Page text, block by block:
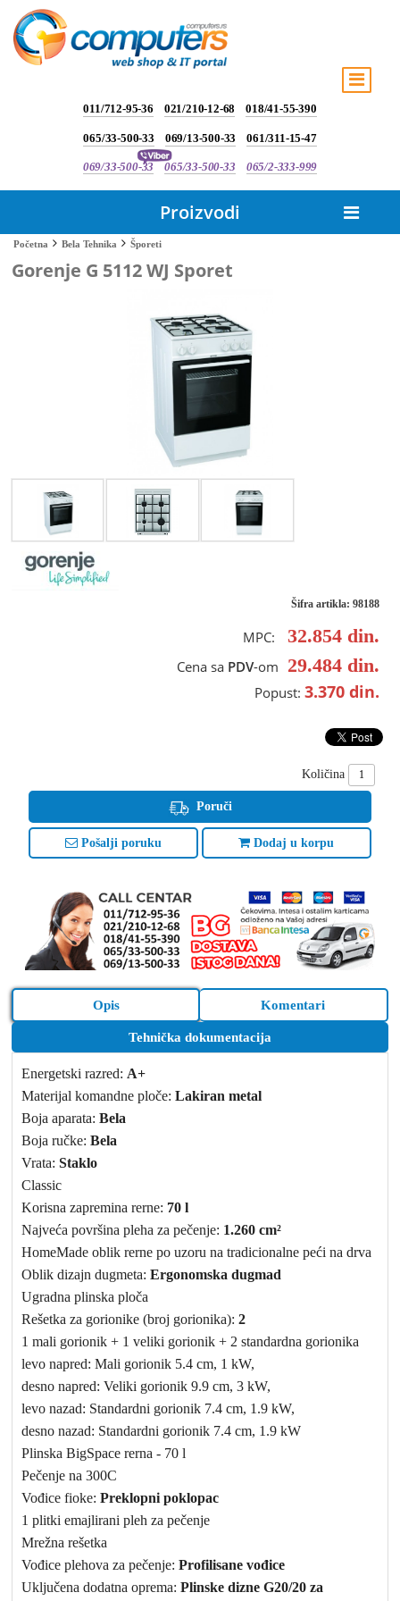
011/712-95-36 021/210-12-68 018/41-55-390
065/33-500-33 069/13-500-33 061/311-15-47
069/33-500-33 065/33-500-33 065/2-333-999
Proizvodi
Početna Bela Tehnika Šporeti
Gorenje G 5112 WJ Sporet
Šifra artikla: 98188
MPC: 32.854 din.
Cena sa PDV-om 29.484 din.
Popust: 3.370 din.
Količina
Poruči
Pošalji poruku Dodaj u korpu
Opis
Tehnička dokumentacija
Komentari
Energetski razred: A+
Materijal komandne ploče:Lakiran metal
Boja aparata:Bela
Boja ručke:Bela
Vrata:Staklo
Classic
Korisna zapremina rerne: 70 l
Najveća površina pleha za pečenje: 1.260 cm²
HomeMade oblik rerne po uzoru na tradicionalne peći na drva
Oblik dizajn dugmeta:Ergonomska dugmad
Ugradna plinska ploča
Rešetka za gorionike (broj gorionika):2
1 mali gorionik + 1 veliki gorionik + 2 standardna gorionika
levo napred: Mali gorionik 5.4 cm, 1 kW,
desno napred: Veliki gorionik 9.9 cm, 3 kW,
levo nazad: Standardni gorionik 7.4 cm, 1.9 kW,
desno nazad: Standardni gorionik 7.4 cm, 1.9 kW
Plinska BigSpace rerna - 70 l
Pečenje na 300C
Vođice fioke:Preklopni poklopac
1 plitki emajlirani pleh za pečenje
Mrežna rešetka
Vođice plehova za pečenje:Profilisane vođice
Uključena dodatna oprema:Plinske dizne G20/20 za